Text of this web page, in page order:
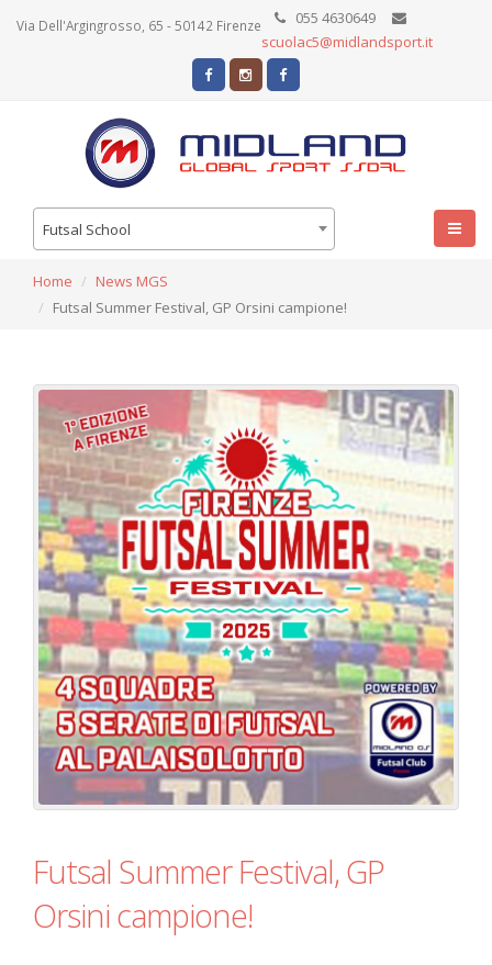
Via Dell'Argingrosso, 65 - 50142 Firenze
055 4630649
scuolac5@midlandsport.it
Futsal School
Home
News MGS
Futsal Summer Festival, GP Orsini campione!
Futsal Summer Festival, GP
Orsini campione!